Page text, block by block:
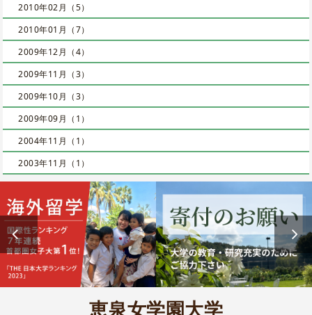
2010年02月（5）
2010年01月（7）
2009年12月（4）
2009年11月（3）
2009年10月（3）
2009年09月（1）
2004年11月（1）
2003年11月（1）
恵泉女学園大学